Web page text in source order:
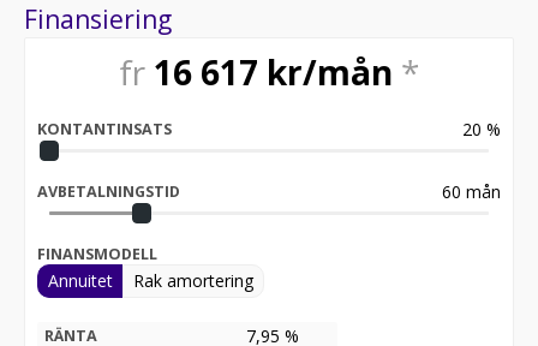
Finansiering
fr 16 617 kr/mån *
KONTANTINSATS 20 %
AVBETALNINGSTID 60 mån
FINANSMODELL
Annuitet Rak amortering
RÄNTA 7,95 %